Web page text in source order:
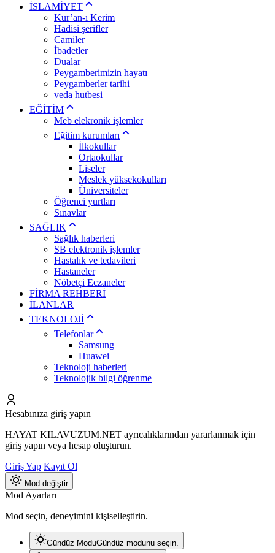
İSLAMİYET
Kur’an-ı Kerim
Hadisi şerifler
Camiler
İbadetler
Dualar
Peygamberimizin hayatı
Peygamberler tarihi
veda hutbesi
EĞİTİM
Meb elekronik işlemler
Eğitim kurumları
İlkokullar
Ortaokullar
Liseler
Meslek yüksekokulları
Üniversiteler
Öğrenci yurtları
Sınavlar
SAĞLIK
Sağlık haberleri
SB elektronik işlemler
Hastalık ve tedavileri
Hastaneler
Nöbetçi Eczaneler
FİRMA REHBERİ
İLANLAR
TEKNOLOJİ
Telefonlar
Samsung
Huawei
Teknoloji haberleri
Teknolojik bilgi öğrenme
Hesabınıza giriş yapın
HAYAT KILAVUZUM.NET ayrıcalıklarından yararlanmak için
giriş yapın veya hesap oluşturun.
Giriş Yap Kayıt Ol
Mod değiştir
Mod Ayarları
Mod seçin, deneyimini kişiselleştirin.
Gündüz ModuGündüz modunu seçin.